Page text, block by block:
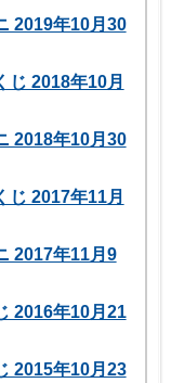
2019年10月30
じ 2018年10月
2018年10月30
じ 2017年11月
2017年11月9
2016年10月21
2015年10月23